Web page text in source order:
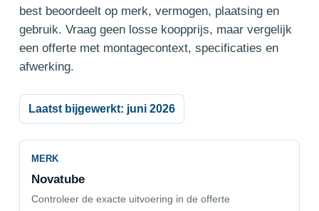
best beoordeelt op merk, vermogen, plaatsing en
gebruik. Vraag geen losse koopprijs, maar vergelijk
een offerte met montagecontext, specificaties en
afwerking.
Laatst bijgewerkt: juni 2026
MERK
Novatube
Controleer de exacte uitvoering in de offerte